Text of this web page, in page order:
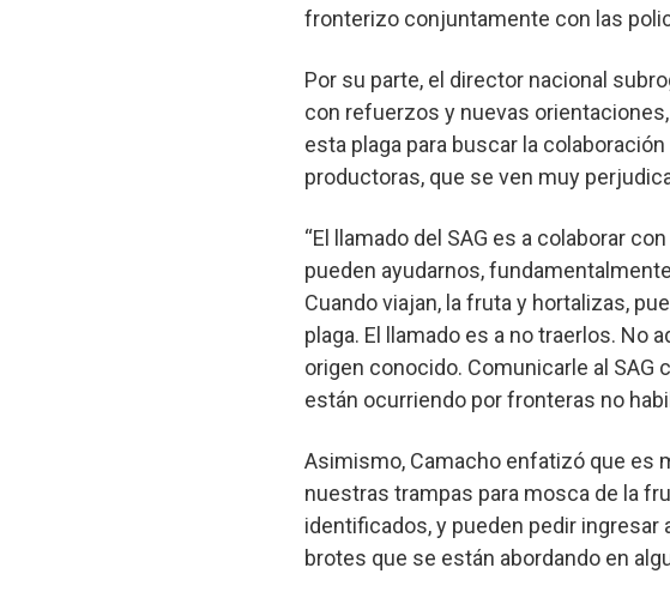
fronterizo conjuntamente con las
Por su parte, el director nacional
con refuerzos y nuevas
esta plaga para buscar la
productoras, que se ven muy
“El llamado del SAG es a colaborar
pueden ayudarnos,
Cuando viajan, la fruta y hortalizas,
plaga. El llamado es a no traerlos. No
origen conocido. Comunicarle al
están ocurriendo por fronteras no
Asimismo, Camacho enfatizó que es
nuestras trampas para mosca de la
identificados, y pueden pedir
brotes que se están abordando en